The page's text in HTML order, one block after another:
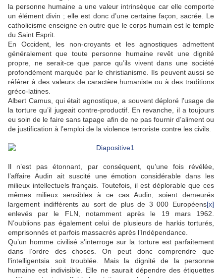
la personne humaine a une valeur intrinsèque car elle comporte
un élément divin ; elle est donc d’une certaine façon, sacrée. Le
catholicisme enseigne en outre que le corps humain est le temple
du Saint Esprit.
En Occident, les non-croyants et les agnostiques admettent
généralement que toute personne humaine revêt une dignité
propre, ne serait-ce que parce qu’ils vivent dans une société
profondément marquée par le christianisme. Ils peuvent aussi se
référer à des valeurs de caractère humaniste ou à des traditions
gréco-latines.
Albert Camus, qui était agnostique, a souvent déploré l’usage de
la torture qu’il jugeait contre-productif. En revanche, il a toujours
eu soin de le faire sans tapage afin de ne pas fournir d’aliment ou
de justification à l’emploi de la violence terroriste contre les civils.
Il n’est pas étonnant, par conséquent, qu’une fois révélée,
l’affaire Audin ait suscité une émotion considérable dans les
milieux intellectuels français. Toutefois, il est déplorable que ces
mêmes milieux sensibles à ce cas Audin, soient demeurés
largement indifférents au sort de plus de 3 000 Européens[x]
enlevés par le FLN, notamment après le 19 mars 1962.
N’oublions pas également celui de plusieurs de harkis torturés,
emprisonnés et parfois massacrés après l’Indépendance.
Qu’un homme civilisé s’interroge sur la torture est parfaitement
dans l’ordre des choses. On peut donc comprendre que
l'intelligentsia soit troublée. Mais la dignité de la personne
humaine est indivisible. Elle ne saurait dépendre des étiquettes